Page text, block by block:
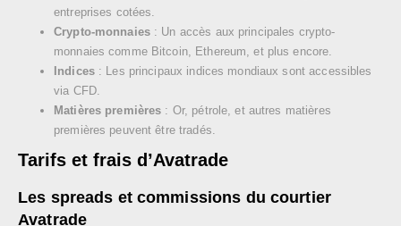
entreprises cotées.
Crypto-monnaies: Un accès aux principales crypto-
monnaies comme Bitcoin, Ethereum, et plus encore.
Indices: Les principaux indices mondiaux sont accessibles
via CFD.
Matières premières : Or, pétrole, et autres matières
premières peuvent être tradés.
Tarifs et frais d’Avatrade
Les spreads et commissions du courtier
Avatrade